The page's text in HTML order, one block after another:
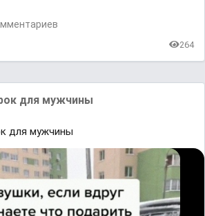
264
для мужчины
для мужчины